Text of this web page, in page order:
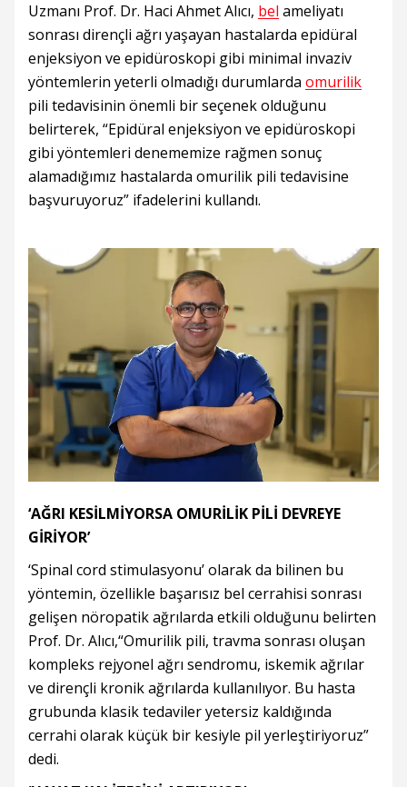
Uzmanı Prof. Dr. Haci Ahmet Alıcı, bel ameliyatı
sonrası dirençli ağrı yaşayan hastalarda epidüral
enjeksiyon ve epidüroskopi gibi minimal invaziv
yöntemlerin yeterli olmadığı durumlarda omurilik
pili tedavisinin önemli bir seçenek olduğunu
belirterek, “Epidüral enjeksiyon ve epidüroskopi
gibi yöntemleri denememize rağmen sonuç
alamadığımız hastalarda omurilik pili tedavisine
başvuruyoruz” ifadelerini kullandı.
‘AĞRI KESİLMİYORSA OMURİLİK PİLİ DEVREYE
GİRİYOR’
‘Spinal cord stimulasyonu’ olarak da bilinen bu
yöntemin, özellikle başarısız bel cerrahisi sonrası
gelişen nöropatik ağrılarda etkili olduğunu belirten
Prof. Dr. Alıcı,“Omurilik pili, travma sonrası oluşan
kompleks rejyonel ağrı sendromu, iskemik ağrılar
ve dirençli kronik ağrılarda kullanılıyor. Bu hasta
grubunda klasik tedaviler yetersiz kaldığında
cerrahi olarak küçük bir kesiyle pil yerleştiriyoruz”
dedi.